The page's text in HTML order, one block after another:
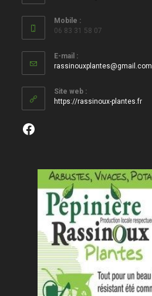
Mobile :
06 83 31 58 07
E-mail :
rassinouxplantes@gmail.com
Site web :
https://rassinoux-plantes.fr
Facebook